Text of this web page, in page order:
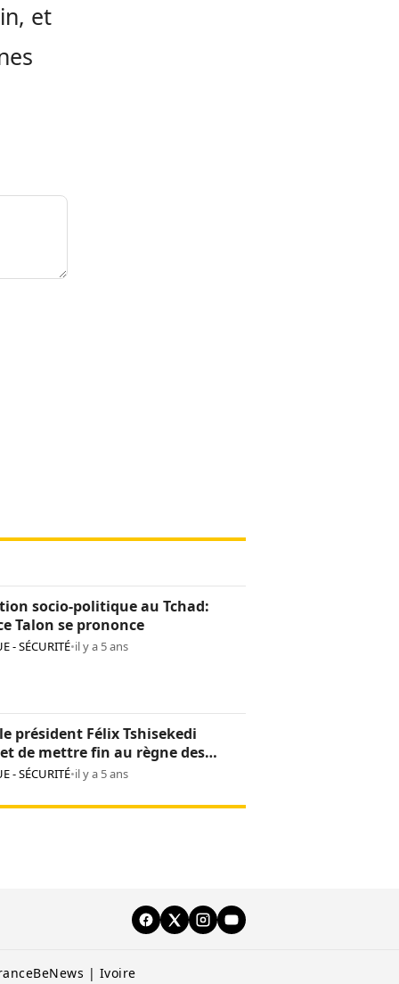
et
socio-politique au Tchad:
Talon se prononce
- SÉCURITÉ•il y a 5 ans
président Félix Tshisekedi
de mettre fin au règne des
armées dans l’est
- SÉCURITÉ•il y a 5 ans
BeNews | Ivoire